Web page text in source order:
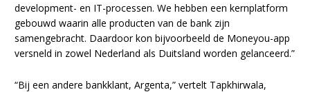
development- en IT-processen. We hebben een kernplatform
gebouwd waarin alle producten van de bank zijn
samengebracht. Daardoor kon bijvoorbeeld de Moneyou-app
versneld in zowel Nederland als Duitsland worden gelanceerd.”
“Bij een andere bankklant, Argenta,” vertelt Tapkhirwala,